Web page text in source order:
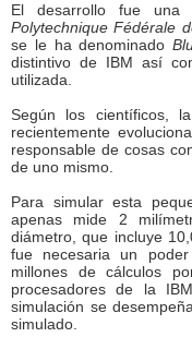
El desarrollo fue una
Polytechnique Fédérale
se le ha denominado
distintivo de IBM así
utilizada.
Según los científicos,
recientemente
responsable de cosas
de uno mismo.
Para simular esta
apenas mide 2
diámetro, que incluye
fue necesaria un
millones de cálculos
procesadores de la
simulación se
simulado.